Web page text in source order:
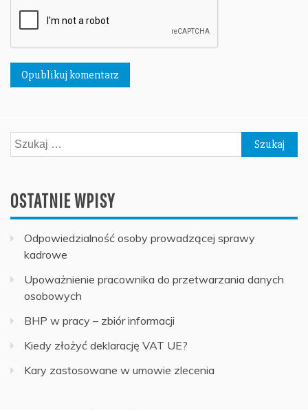
Szukaj:
OSTATNIE WPISY
Odpowiedzialność osoby prowadzącej sprawy
kadrowe
Upoważnienie pracownika do przetwarzania danych
osobowych
BHP w pracy – zbiór informacji
Kiedy złożyć deklarację VAT UE?
Kary zastosowane w umowie zlecenia